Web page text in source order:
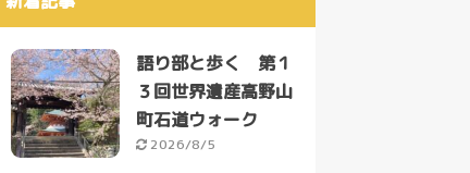
語り部と歩く 第１
３回世界遺産高野山
町石道ウォーク
2026/8/5